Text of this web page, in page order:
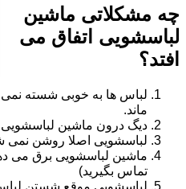
چه مشکلاتی ماشین
لباسشویی اتفاق می
افتد؟
لباس ها به خوبی شسته
ماند.
دیگ درون ماشین
لباسشویی اصلا روشن نمی
ماشین لباسشویی برق می
تماس بگیرید)
لباسشویی موقع شستن